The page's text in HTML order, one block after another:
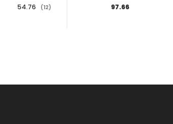
54.76 (12) 97.66